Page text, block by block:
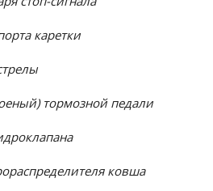
каретки
тормозной педали
ковша